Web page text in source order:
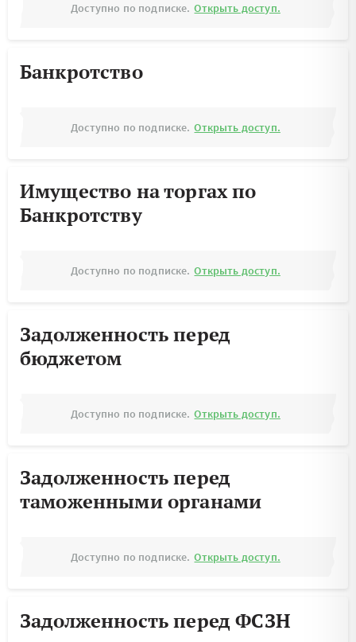
Доступно по подписке. Открыть доступ.
Банкротство
Доступно по подписке. Открыть доступ.
Имущество на торгах по
Банкротству
Доступно по подписке. Открыть доступ.
Задолженность перед
бюджетом
Доступно по подписке. Открыть доступ.
Задолженность перед
таможенными органами
Доступно по подписке. Открыть доступ.
Задолженность перед ФСЗН